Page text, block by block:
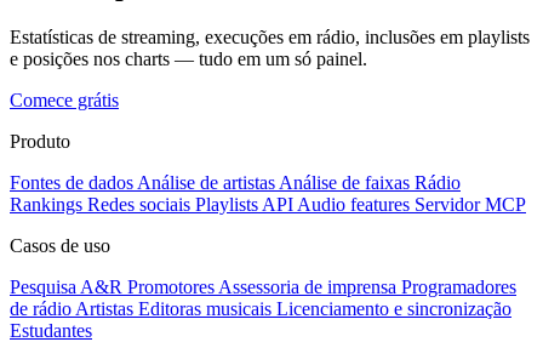
Estatísticas de streaming, execuções em rádio, inclusões em playlists
e posições nos charts — tudo em um só painel.
Comece grátis
Produto
Fontes de dados Análise de artistas Análise de faixas Rádio
Rankings Redes sociais Playlists API Audio features Servidor MCP
Casos de uso
Pesquisa A&R Promotores Assessoria de imprensa Programadores
de rádio Artistas Editoras musicais Licenciamento e sincronização
Estudantes